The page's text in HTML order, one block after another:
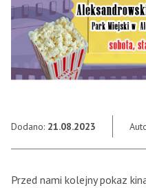
Dodano: 21.08.2023
Przed nami kolejny pokaz